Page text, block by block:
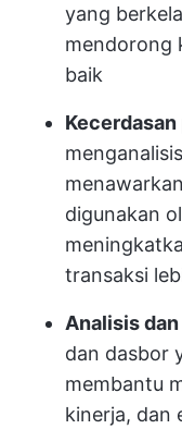
yang
mendorong
baik
digunakan
transaksi
Analisis
dan dasbor
membantu
kinerja, dan